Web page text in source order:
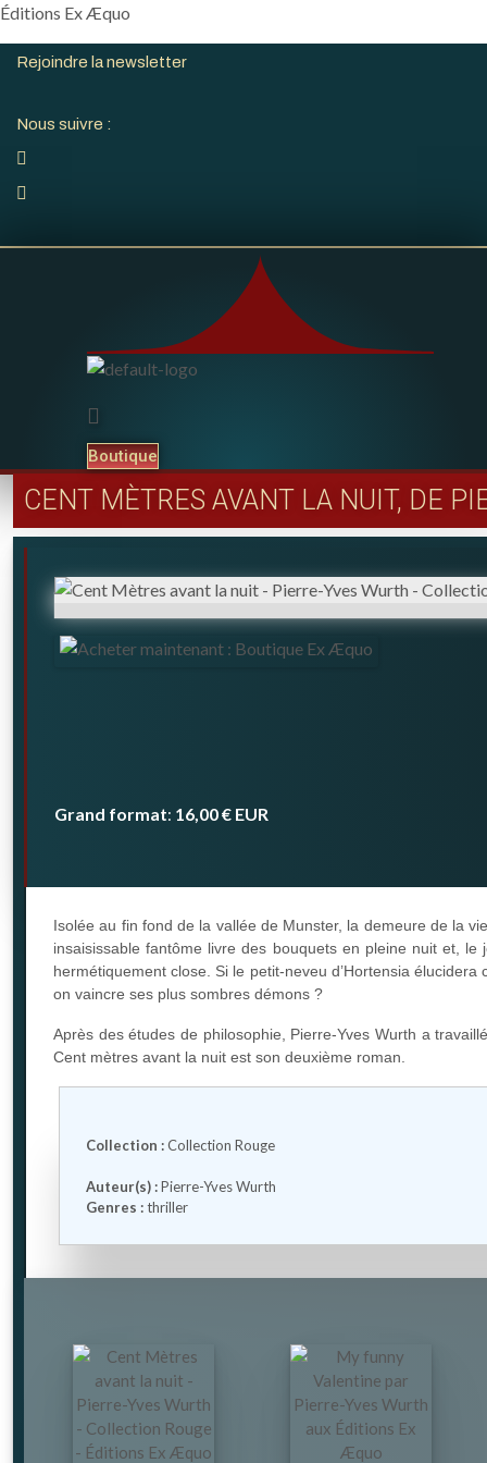
Skip
content
Éditions Ex Æquo
Rejoindre la newsletter
Nous suivre :
Boutique
CENT MÈTRES AVANT LA NUIT, DE
Grand format: 16,00 € EUR
Isolée au fin fond de la vallée de Munster, la demeure de la
insaisissable fantôme livre des bouquets en pleine nuit et,
hermétiquement close. Si le petit-neveu d’Hortensia
on vaincre ses plus sombres démons ?
Après des études de philosophie, Pierre-Yves Wurth a
Cent mètres avant la nuit est son deuxième roman.
Collection :Collection Rouge
Auteur(s) :Pierre-Yves Wurth
Genres :thriller